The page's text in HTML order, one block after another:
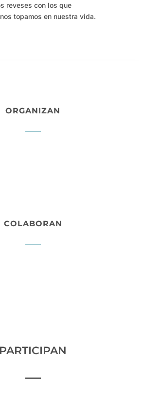
reveses con los que
topamos en nuestra vida.
ORGANIZAN
COLABORAN
PARTICIPAN